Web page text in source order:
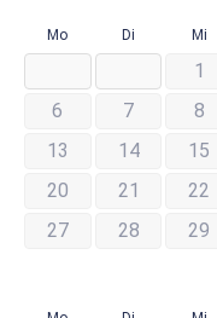
Mo Di Mi
1
6
7 8
13
14 15
20
21 22
27
28 29